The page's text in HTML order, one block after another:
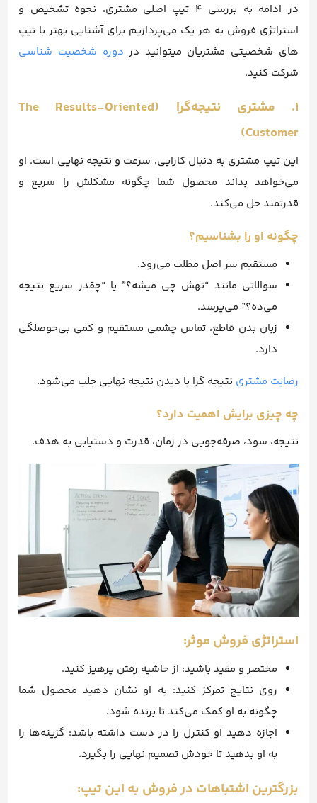
در ادامه به بررسی ۴ تیپ اصلی مشتری، نحوه تشخیص و
استراتژی فروش به هر یک می‌پردازیم برای آشنایی بهتر با تیپ
های شخصیتی مشتریان میتوانید در دوره شخصیت شناسی
شرکت کنید.
۱. مشتری نتیجه‌گرا (The Results-Oriented
Customer)
این تیپ مشتری به دنبال کارایی، سرعت و نتیجه نهایی است. او
می‌خواهد بداند محصول شما چگونه مشکلش را سریع و
قدرتمند حل می‌کند.
چگونه او را بشناسیم؟
مستقیم سر اصل مطلب می‌رود.
سوالاتی مانند “تهش چی میشه؟” یا “چقدر سریع نتیجه
می‌ده؟” می‌پرسد.
زبان بدن قاطع، تماس چشمی مستقیم و کمی بی‌حوصلگی
دارد.
رضایت مشتري نتیجه گرا با دیدن نتیجه نهایی جلب می‌شود.
چه چیزی برایش اهمیت دارد؟
نتیجه، سود، صرفه‌جویی در زمان، قدرت و دستیابی به هدف.
استراتژی فروش موثر:
مختصر و مفید باشید: از حاشیه رفتن پرهیز کنید.
روی نتایج تمرکز کنید: به او نشان دهید محصول شما
چگونه به او کمک می‌کند تا برنده شود.
اجازه دهید او کنترل را در دست داشته باشد: گزینه‌ها را
به او بدهید تا خودش تصمیم نهایی را بگیرد.
بزرگترین اشتباهات در فروش به این تیپ: